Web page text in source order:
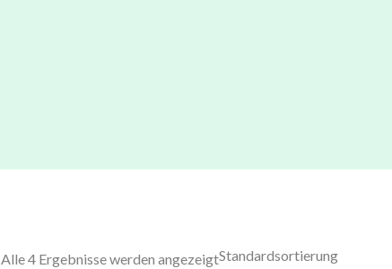
Alle 4 Ergebnisse werden angezeigt